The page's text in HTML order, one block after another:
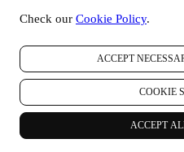
Check our Cookie Policy.
ACCEPT
COOKIE
ACCEPT
VERBETEREN
aanbiedingen af te
om u een
bieden. Wij doen dit door
analyseren, bijvoorbeeld
producten, uw interactie
pagina's van onze Website
aanbiedingen u leest. Wij